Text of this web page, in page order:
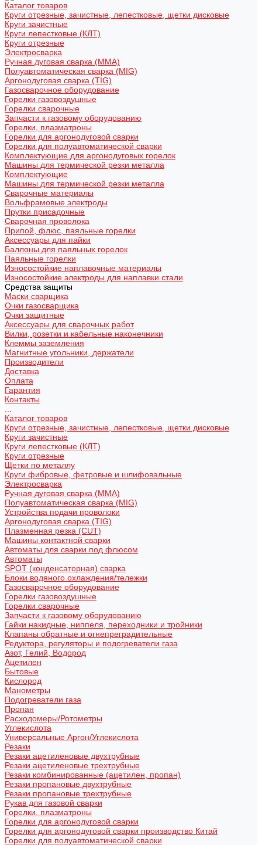
Каталог товаров
Круги отрезные, зачистные, лепестковые, щетки дисковые
Круги зачистные
Круги лепестковые (КЛТ)
Круги отрезные
Электросварка
Ручная дуговая сварка (MMA)
Полуавтоматическая сварка (MIG)
Аргонодуговая сварка (TIG)
Газосварочное оборудование
Горелки газовоздушные
Горелки сварочные
Запчасти к газовому оборудованию
Горелки, плазматроны
Горелки для аргонодуговой сварки
Горелки для полуавтоматической сварки
Комплектующие для аргонодуговых горелок
Машины для термической резки металла
Комплектующие
Машины для термической резки металла
Сварочные материалы
Вольфрамовые электроды
Прутки присадочные
Сварочная проволока
Припой, флюс, паяльные горелки
Аксессуары для пайки
Баллоны для паяльных горелок
Паяльные горелки
Износостойкие наплавочные материалы
Износостойкие электроды для наплавки стали
Средства защиты
Маски сварщика
Очки газосварщика
Очки защитные
Аксессуары для сварочных работ
Вилки, розетки и кабельные наконечники
Клеммы заземления
Магнитные угольники, держатели
Производители
Доставка
Оплата
Гарантия
Контакты
Каталог товаров
Круги отрезные, зачистные, лепестковые, щетки дисковые
Круги зачистные
Круги лепестковые (КЛТ)
Круги отрезные
Щетки по металлу
Круги фибровые, фетровые и шлифовальные
Электросварка
Ручная дуговая сварка (MMA)
Полуавтоматическая сварка (MIG)
Устройства подачи проволоки
Аргонодуговая сварка (TIG)
Плазменная резка (CUT)
Машины контактной сварки
Автоматы для сварки под флюсом
Автоматы
SPOT (конденсаторная) сварка
Блоки водяного охлаждения/тележки
Газосварочное оборудование
Горелки газовоздушные
Горелки сварочные
Запчасти к газовому оборудованию
Гайки накидные, ниппеля, переходники и тройники
Клапаны обратные и огнепреградительные
Редуктора, регуляторы и подогреватели газа
Азот, Гелий, Водород
Ацетилен
Бытовые
Кислород
Манометры
Подогреватели газа
Пропан
Расходомеры/Ротометры
Углекислота
Универсальные Аргон/Углекислота
Резаки
Резаки ацетиленовые двухтрубные
Резаки ацетиленовые трехтрубные
Резаки комбинированные (ацетилен, пропан)
Резаки пропановые двухтрубные
Резаки пропановые трехтрубные
Рукав для газовой сварки
Горелки, плазматроны
Горелки для аргонодуговой сварки
Горелки для аргонодуговой сварки производство Китай
Горелки для полуавтоматической сварки